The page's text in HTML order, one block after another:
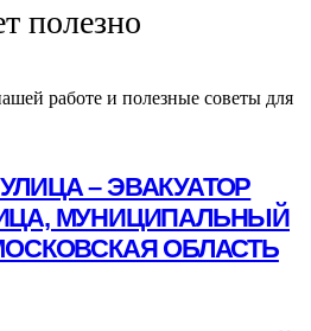
полезно
работе и полезные советы для
– ЭВАКУАТОР
МУНИЦИПАЛЬНЫЙ
ОБЛАСТЬ